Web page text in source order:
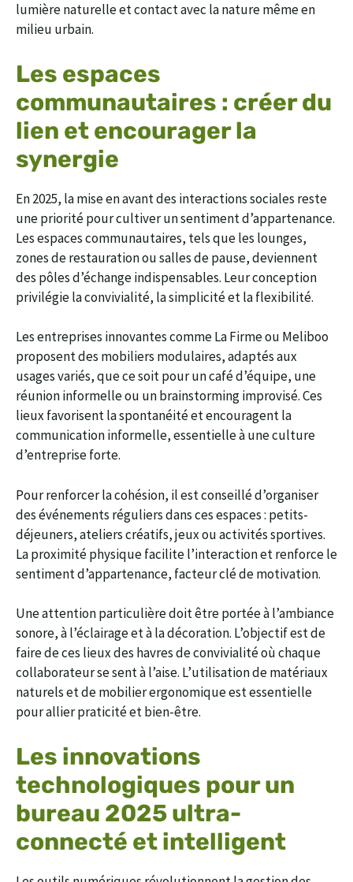
lumière naturelle et contact avec la nature même en
milieu urbain.
Les espaces
communautaires : créer du
lien et encourager la
synergie
En 2025, la mise en avant des interactions sociales reste
une priorité pour cultiver un sentiment d’appartenance.
Les espaces communautaires, tels que les lounges,
zones de restauration ou salles de pause, deviennent
des pôles d’échange indispensables. Leur conception
privilégie la convivialité, la simplicité et la flexibilité.
Les entreprises innovantes comme La Firme ou Meliboo
proposent des mobiliers modulaires, adaptés aux
usages variés, que ce soit pour un café d’équipe, une
réunion informelle ou un brainstorming improvisé. Ces
lieux favorisent la spontanéité et encouragent la
communication informelle, essentielle à une culture
d’entreprise forte.
Pour renforcer la cohésion, il est conseillé d’organiser
des événements réguliers dans ces espaces : petits-
déjeuners, ateliers créatifs, jeux ou activités sportives.
La proximité physique facilite l’interaction et renforce le
sentiment d’appartenance, facteur clé de motivation.
Une attention particulière doit être portée à l’ambiance
sonore, à l’éclairage et à la décoration. L’objectif est de
faire de ces lieux des havres de convivialité où chaque
collaborateur se sent à l’aise. L’utilisation de matériaux
naturels et de mobilier ergonomique est essentielle
pour allier praticité et bien-être.
Les innovations
technologiques pour un
bureau 2025 ultra-
connecté et intelligent